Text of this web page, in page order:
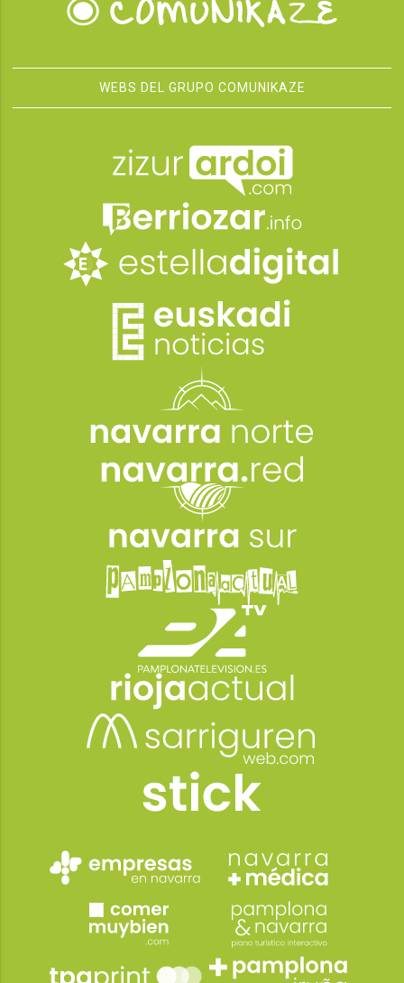
WEBS DEL GRUPO COMUNIKAZE